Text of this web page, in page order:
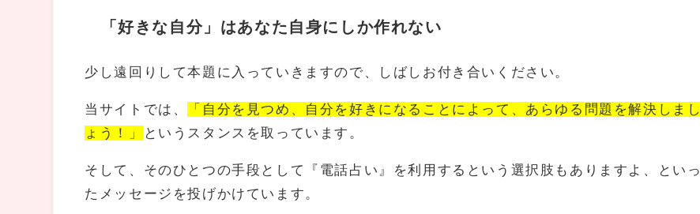
「好きな自分」はあなた自身にしか作れない
少し遠回りして本題に入っていきますので、しばしお付き合いください。
当サイトでは、
「自分を見つめ、自分を好きになることによって、あらゆる問題を解決しまし
ょう！」
というスタンスを取っています。
そして、そのひとつの手段として『電話占い』を利用するという選択肢もありますよ、といっ
たメッセージを投げかけています。